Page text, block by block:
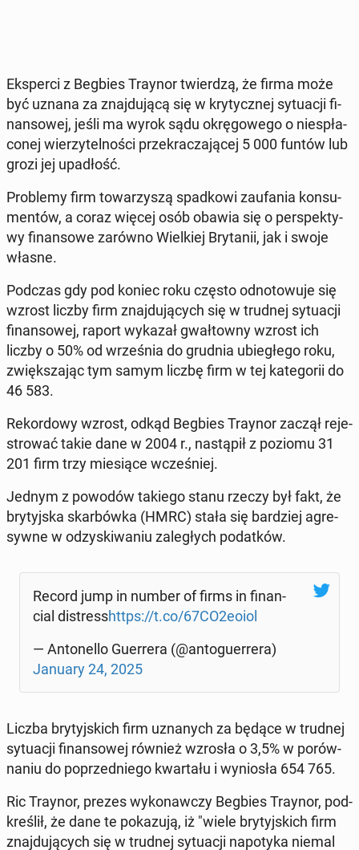
Eks­per­ci z Begbies Traynor twier­dzą, że firma może
być uznana za znaj­du­ją­cą się w kry­tycz­nej sy­tu­acji fi­
nan­so­wej, jeśli ma wyrok sądu okrę­go­we­go o nie­spła­
co­nej wie­rzy­tel­no­ści prze­kra­cza­ją­cej 5 000 funtów lub
grozi jej upa­dłość.
Pro­ble­my firm to­wa­rzy­szą spad­ko­wi za­ufa­nia kon­su­
men­tów, a coraz więcej osób obawia się o per­spek­ty­
wy fi­nan­so­we zarówno Wiel­kiej Bry­ta­nii, jak i swoje
własne.
Podczas gdy pod koniec roku często od­no­to­wu­je się
wzrost liczby firm znaj­du­ją­cych się w trudnej sy­tu­acji
fi­nan­so­wej, raport wykazał gwał­tow­ny wzrost ich
liczby o 50% od wrze­śnia do grudnia ubie­głe­go roku,
zwięk­sza­jąc tym samym liczbę firm w tej ka­te­go­rii do
46 583.
Re­kor­do­wy wzrost, odkąd Begbies Traynor zaczął re­je­
stro­wać takie dane w 2004 r., na­stą­pił z poziomu 31
201 firm trzy mie­sią­ce wcze­śniej.
Jednym z powodów takiego stanu rzeczy był fakt, że
bry­tyj­ska skar­bów­ka (HMRC) stała się bar­dziej agre­
syw­ne w od­zy­ski­wa­niu za­le­głych po­dat­ków.
Record jump in number of firms in fi­nan­
cial di­stresshttps://t.co/67CO2eoiol
— An­to­nel­lo Gu­er­re­ra (@an­to­gu­er­re­ra)
January 24, 2025
Liczba bry­tyj­skich firm uzna­nych za będące w trudnej
sy­tu­acji fi­nan­so­wej również wzrosła o 3,5% w po­rów­
na­niu do po­przed­nie­go kwar­ta­łu i wy­nio­sła 654 765.
Ric Traynor, prezes wy­ko­naw­czy Begbies Traynor, pod­
kre­ślił, że dane te po­ka­zu­ją, iż "wiele bry­tyj­skich firm
znaj­du­ją­cych się w trudnej sy­tu­acji na­po­ty­ka niemal